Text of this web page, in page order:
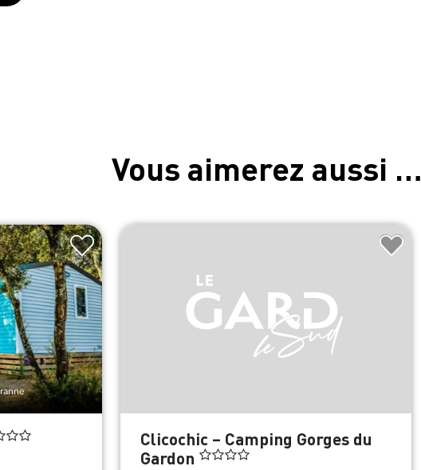
Vous aimerez aussi …
Clicochic – Camping Gorges du
Gardon